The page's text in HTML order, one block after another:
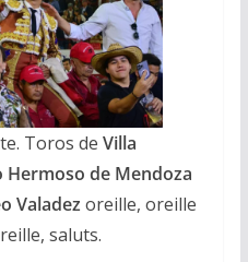
Toros de Villa
Hermoso de Mendoza
Valadez oreille, oreille
saluts.